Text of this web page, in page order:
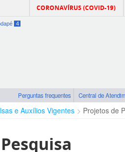
CORONAVÍRUS (COVID-19)
4
Perguntas frequentes Central de
e Auxílios Vigentes Projetos de